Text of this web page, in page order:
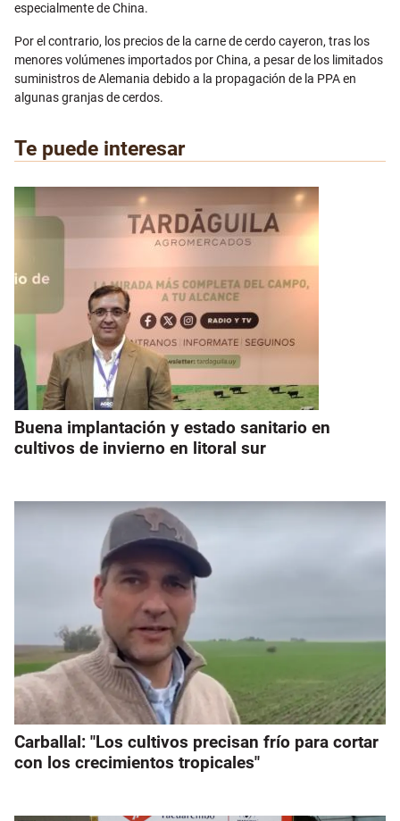
especialmente de China.
Por el contrario, los precios de la carne de cerdo cayeron, tras los
menores volúmenes importados por China, a pesar de los limitados
suministros de Alemania debido a la propagación de la PPA en
algunas granjas de cerdos.
Te puede interesar
Buena implantación y estado sanitario en
cultivos de invierno en litoral sur
Carballal: "Los cultivos precisan frío para cortar
con los crecimientos tropicales"